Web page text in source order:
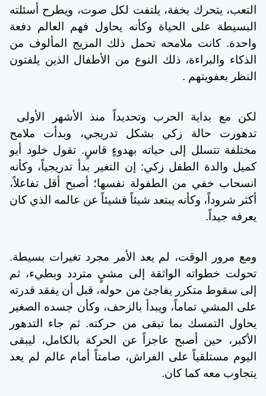
التعب، يتحرك بخفة، يلتفت لكل صوت، ويطرح أسئلته
البسيطة على الحياة وكأنه يحاول فهم العالم دفعة
واحدة. كانت ملامحه تحمل ذلك المزيج المألوف من
الذكاء والبراءة، ذلك النوع من الأطفال الذين يلفتون
النظر بعفويتهم .
لكن مع بداية الحرب وتحديداً منذ الأشهر الأولى
تدهورت حالة زكي بشكل تدريجي، وبدأت ملامح
مختلفة تتسلل إلى حياته بهدوءٍ قاسٍ. تقول خلود أبو
كميل والدة الطفل زكي: إن التغير بدأ تدريجياً، وكأنه
انسحاب خفي من الطفولة نفسها؛ أصبح أقل تفاعلاً،
أكثر شروداً، وكأنه يبتعد شيئاً فشيئاً عن عالمه الذي كان
يعرفه جيداً.
ومع مرور الوقت، لم يعد الأمر مجرد تغيرات بسيطة.
تحولت خطواته الواثقة إلى مشيٍ متردد وبطيء، ثم
إلى سقوط متكرر يفاجئ من حوله، قبل أن يفقد قدرته
على المشي تماماً، ويبدأ بالزحف، وكأن جسده الصغير
يحاول التمسك بما تبقى من حركته. ثم جاء التدهور
الأكبر، حين أصبح عاجزاً عن الحركة بالكامل، ليبقى
اليوم مستلقياً على الفراش، صامتاً أمام عالم لم يعد
يتجاوب معه كما كان.